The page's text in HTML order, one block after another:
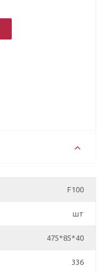
F100
шт
475*85*40
336